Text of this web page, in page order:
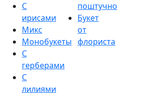
С
ирисами
Микс
Монобукеты
С
герберами
С
лилиями
поштучно
Букет
от
флориста